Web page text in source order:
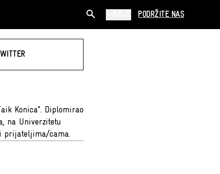
PODRŽITE NAS
Konica”. Diplomirao
na Univerzitetu
prijateljima/cama.